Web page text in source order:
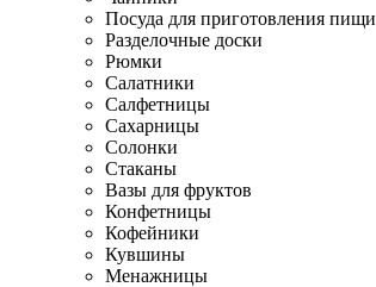
Посуда для приготовления пищи
Разделочные доски
Рюмки
Салатники
Салфетницы
Сахарницы
Солонки
Стаканы
Вазы для фруктов
Конфетницы
Кофейники
Кувшины
Менажницы